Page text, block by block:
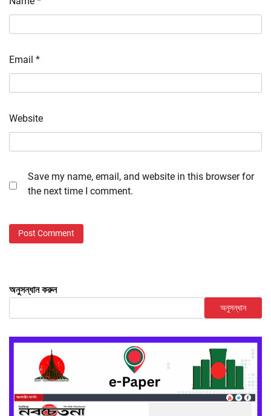
Email *
Website
Save my name, email, and website in this browser for
the next time I comment.
অনুসন্ধান করুন
অনুসন্ধান